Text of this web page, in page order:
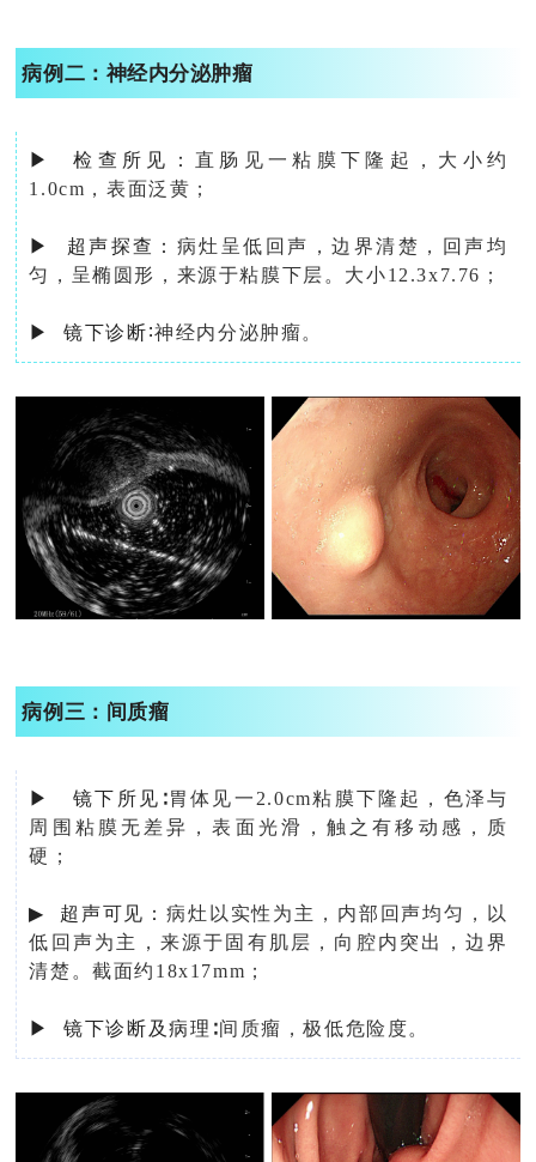
病例二：神经内分泌肿瘤
▶ 检查所见：直肠见一粘膜下隆起，大小约
1.0cm，表面泛黄；
▶ 超声探查： 病灶呈低回声，边界清楚，回声均
匀，呈椭圆形，来源于粘膜下层。大小12.3x7.76；
▶ 镜下诊断∶神经内分泌肿瘤。
病例三：间质瘤
▶ 镜下所见∶胃体见一2.0cm粘膜下隆起，色泽与
周围粘膜无差异，表面光滑，触之有移动感，质
硬 ；
▶ 超声可见： 病灶以实性为主，内部回声均匀，以
低回声为主，来源于固有肌层，向腔内突出，边界
清楚。截面约18x17mm；
▶ 镜下诊断及病理∶间质瘤，极低危险度。